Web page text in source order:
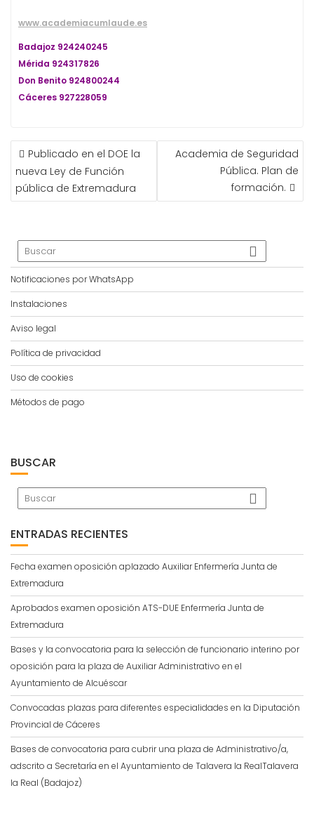
www.academiacumlaude.es
Badajoz 924240245
Mérida 924317826
Don Benito 924800244
Cáceres 927228059
NAVEGACIÓN
DE
ENTRADAS
Publicado en el DOE la
nueva Ley de Función
pública de Extremadura
Academia de Seguridad
Pública. Plan de
formación.
Notificaciones por WhatsApp
Instalaciones
Aviso legal
Política de privacidad
Uso de cookies
Métodos de pago
BUSCAR
ENTRADAS RECIENTES
Fecha examen oposición aplazado Auxiliar Enfermería Junta de
Extremadura
Aprobados examen oposición ATS-DUE Enfermería Junta de
Extremadura
Bases y la convocatoria para la selección de funcionario interino por
oposición para la plaza de Auxiliar Administrativo en el
Ayuntamiento de Alcuéscar
Convocadas plazas para diferentes especialidades en la Diputación
Provincial de Cáceres
Bases de convocatoria para cubrir una plaza de Administrativo/a,
adscrito a Secretaría en el Ayuntamiento de Talavera la RealTalavera
la Real (Badajoz)